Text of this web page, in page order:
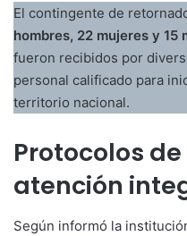
El contingente de
hombres, 22 mujeres y 15
fueron recibidos por
personal calificado para
territorio nacional.
Protocolos
atención
Según informó la